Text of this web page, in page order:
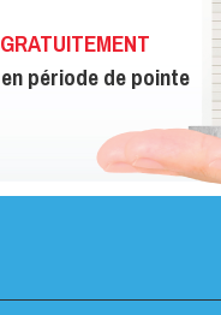
GRATUITEMENT
période de pointe